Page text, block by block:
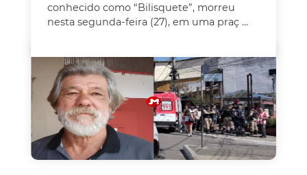
conhecido como “Bilisquete”, morreu
nesta segunda-feira (27), em uma praç ...